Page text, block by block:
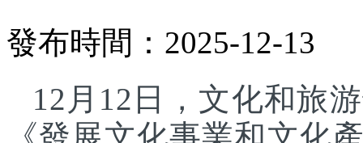
發布時間：2025-12-13
12月12日，文化和旅
《發展文化事業和文化